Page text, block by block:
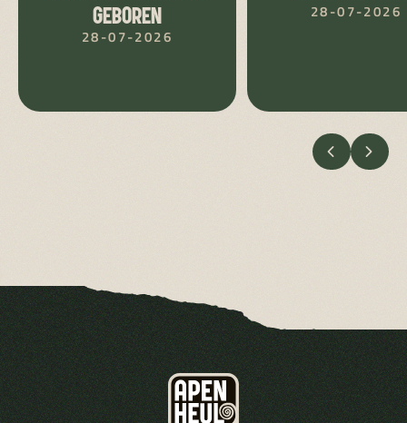
GEBOREN
28-07-2026
28-07-2026
VORIGE